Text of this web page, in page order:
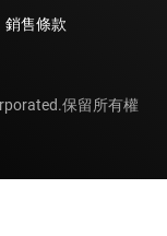
銷售條款
保留所有權